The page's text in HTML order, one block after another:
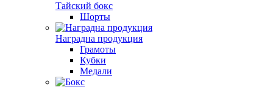
Тайский бокс
Шорты
Наградна продукция
Грамоты
Кубки
Медали